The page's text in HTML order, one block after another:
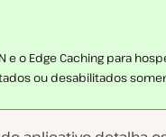
e o Edge Caching para
ou desabilitados